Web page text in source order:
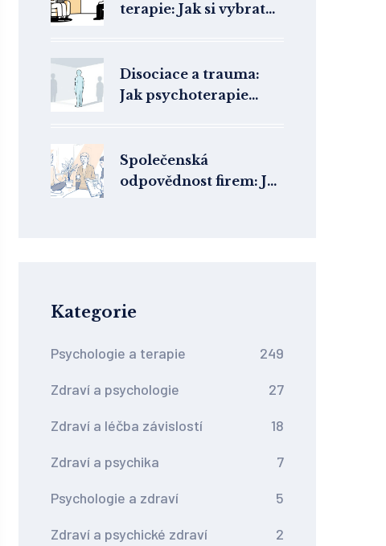
terapie: Jak si vybrat
péče
Disociace a trauma:
Jak psychoterapie
Společenská
odpovědnost firem: Jak
Kategorie
Psychologie a terapie 249
Zdraví a psychologie 27
Zdraví a léčba závislostí 18
Zdraví a psychika 7
Psychologie a zdraví 5
Zdraví a psychické zdraví 2